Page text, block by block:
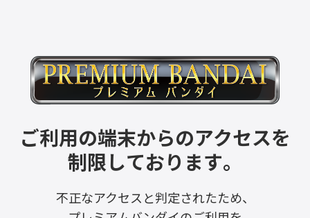
ご利用の端末からのアクセスを
制限しております。
不正なアクセスと判定されたため、